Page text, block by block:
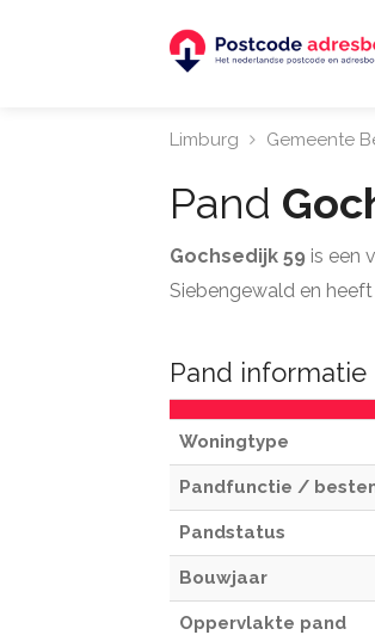
Limburg Gemeente
Pand
Gochsedijk 59 is een
Siebengewald en
Pand informatie
Woningtype
Pandfunctie /
Pandstatus
Bouwjaar
Oppervlakte pand